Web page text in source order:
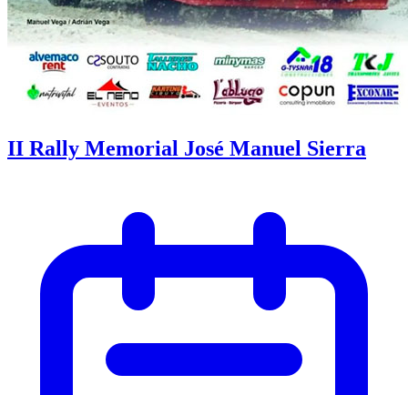
II Rally Memorial José Manuel Sierra